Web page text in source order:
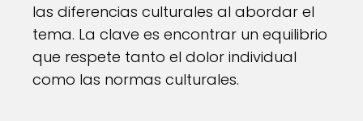
las diferencias culturales al abordar el
tema. La clave es encontrar un equilibrio
que respete tanto el dolor individual
como las normas culturales.